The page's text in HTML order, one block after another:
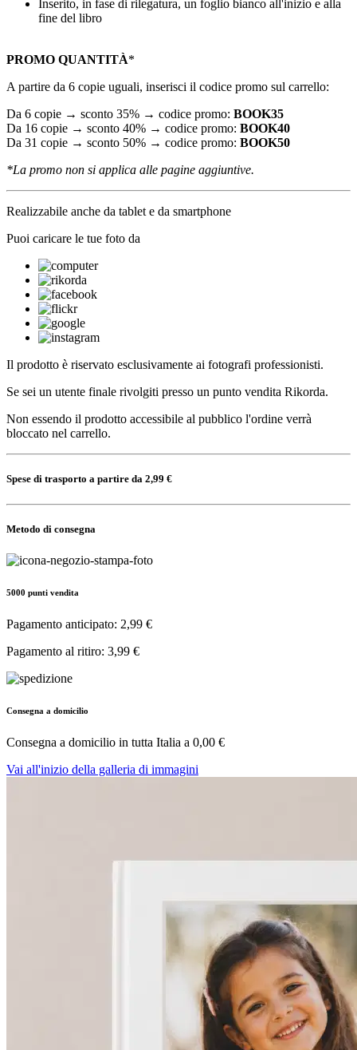
Inserito, in fase di rilegatura, un foglio bianco all'inizio e alla
fine del libro
PROMO QUANTITÀ*
A partire da 6 copie uguali, inserisci il codice promo sul carrello:
Da 6 copie → sconto 35% → codice promo: BOOK35
Da 16 copie → sconto 40% → codice promo: BOOK40
Da 31 copie → sconto 50% → codice promo: BOOK50
*La promo non si applica alle pagine aggiuntive.
Realizzabile anche da tablet e da smartphone
Puoi caricare le tue foto da
Il prodotto è riservato esclusivamente ai fotografi professionisti.
Se sei un utente finale rivolgiti presso un punto vendita Rikorda.
Non essendo il prodotto accessibile al pubblico l'ordine verrà
bloccato nel carrello.
Spese di trasporto a partire da 2,99 €
Metodo di consegna
5000 punti vendita
Pagamento anticipato: 2,99 €
Pagamento al ritiro: 3,99 €
Consegna a domicilio
Consegna a domicilio in tutta Italia a 0,00 €
Vai all'inizio della galleria di immagini